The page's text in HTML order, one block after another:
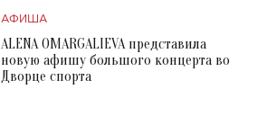
АФИША
ALENA OMARGALIEVA представила
новую афишу большого концерта во
Дворце спорта